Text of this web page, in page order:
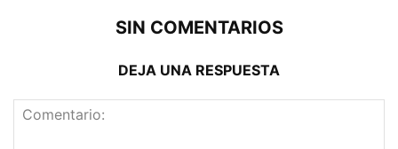
SIN COMENTARIOS
DEJA UNA RESPUESTA